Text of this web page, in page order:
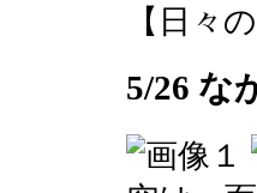
【日々
5/26 な